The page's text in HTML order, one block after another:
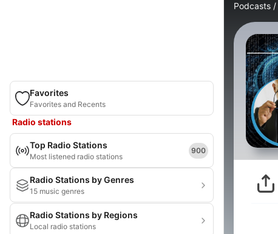
Favorites
Favorites and Recents
Radio stations
Top Radio Stations
Most listened radio stations
900
Radio Stations by Genres
15 music genres
Radio Stations by Regions
Local radio stations
Podcasts